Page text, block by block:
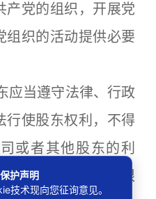
产党的组织，开展党
组织的活动提供必要
当遵守法律、行政
行使股东权利，不得
或者其他股东的利
独立地位和股东有限
护声明
技术现向您征询意见。